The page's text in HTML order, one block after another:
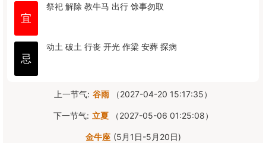
宜
祭祀 解除 教牛马 出行 馀事勿取
忌
动土 破土 行丧 开光 作梁 安葬 探病
上一节气: 谷雨 （2027-04-20 15:17:35）
下一节气: 立夏 （2027-05-06 01:25:08）
金牛座 (5月1日-5月20日)